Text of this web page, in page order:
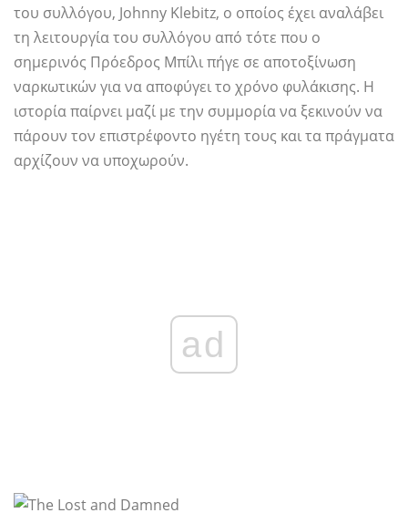
του συλλόγου, Johnny Klebitz, ο οποίος έχει αναλάβει
τη λειτουργία του συλλόγου από τότε που ο
σημερινός Πρόεδρος Μπίλι πήγε σε αποτοξίνωση
ναρκωτικών για να αποφύγει το χρόνο φυλάκισης. Η
ιστορία παίρνει μαζί με την συμμορία να ξεκινούν να
πάρουν τον επιστρέφοντο ηγέτη τους και τα πράγματα
αρχίζουν να υποχωρούν.
ad